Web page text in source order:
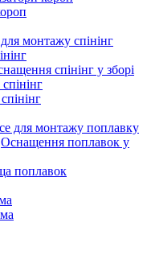
монтажу спінінг
спінінг у зборі
для монтажу поплавку
Оснащення поплавок у
поплавок